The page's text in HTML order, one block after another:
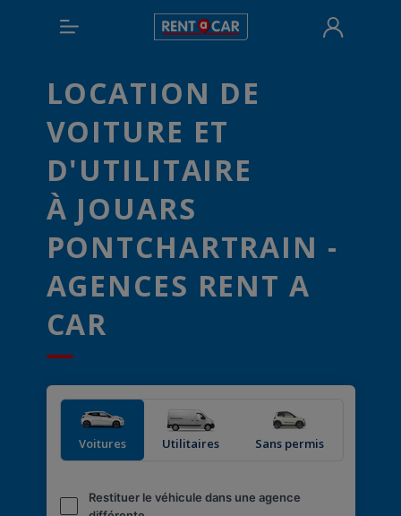
LOCATION DE
VOITURE ET
D'UTILITAIRE
À JOUARS
PONTCHARTRAIN -
AGENCES RENT A
CAR
Voitures Utilitaires Sans permis
Restituer le véhicule dans une agence